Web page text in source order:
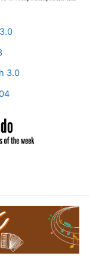
3.0
Página